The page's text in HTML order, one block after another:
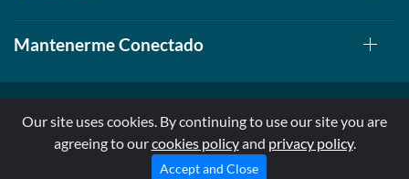
Mantenerme Conectado
© 1999-2026, AllStarHealth.com | All Rights Reserved
* Estas declaraciones no han sido evaluadas por la FDA
Our site uses cookies. By continuing to use our site you are
agreeing to ourcookies policyand privacy policy.
Accept and Close